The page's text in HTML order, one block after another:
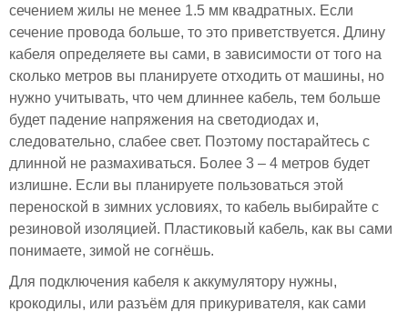
сечением жилы не менее 1.5 мм квадратных. Если
сечение провода больше, то это приветствуется. Длину
кабеля определяете вы сами, в зависимости от того на
сколько метров вы планируете отходить от машины, но
нужно учитывать, что чем длиннее кабель, тем больше
будет падение напряжения на светодиодах и,
следовательно, слабее свет. Поэтому постарайтесь с
длинной не размахиваться. Более 3 – 4 метров будет
излишне. Если вы планируете пользоваться этой
переноской в зимних условиях, то кабель выбирайте с
резиновой изоляцией. Пластиковый кабель, как вы сами
понимаете, зимой не согнёшь.
Для подключения кабеля к аккумулятору нужны,
крокодилы, или разъём для прикуривателя, как сами